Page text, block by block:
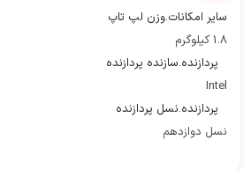
سایر امکانات.وزن لپ تاپ
1.8 کیلوگرم
پردازنده.سازنده پردازنده
Intel
پردازنده.نسل پردازنده
نسل دوازدهم